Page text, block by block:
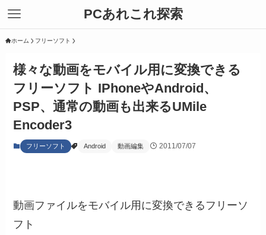
PCあれこれ探索
ホーム フリーソフト
様々な動画をモバイル用に変換できる
フリーソフト IPhoneやAndroid、
PSP、通常の動画も出来るUMile
Encoder3
フリーソフト Android 動画編集 2011/07/07
動画ファイルをモバイル用に変換できるフリーソ
フト